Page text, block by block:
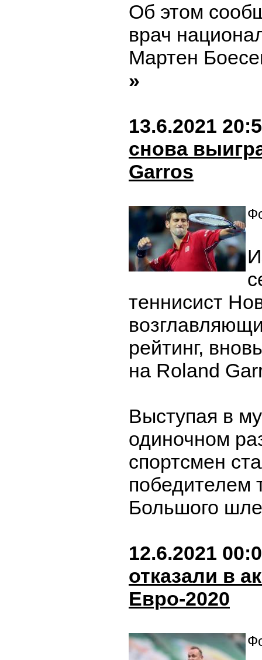
Об этом
врач
Мартен
»
13.6.2021
снова
Garros
теннисист
рейтинг,
на Roland
Выступая в
одиночном
спортсмен
победителем
Большого
12.6.2021
отказали в
Евро-2020